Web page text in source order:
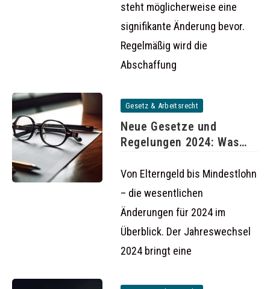
steht möglicherweise eine
signifikante Änderung bevor.
Regelmäßig wird die
Abschaffung
Gesetz & Arbeitsrecht
Neue Gesetze und
Regelungen 2024: Was
Von Elterngeld bis Mindestlohn
– die wesentlichen
Änderungen für 2024 im
Überblick. Der Jahreswechsel
2024 bringt eine